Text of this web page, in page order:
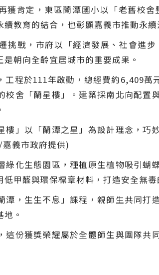
獲肯定，東區蘭潭國小以「老舊校
教育的結合，也彰顯嘉義市推動永續
挑戰，市府以「經濟發展、社會進
朝向全齡宜居城市的重要成果。
工程於111年啟動，總經費約6,409
校舍「蘭星樓」。建築採南北向配
」以「蘭潭之星」為設計理念，巧
義市政府提供)
綠化生態園區，種植原生植物吸引
甲醛與環保標章材料，打造安全無毒
潭，生生不息」課程，親師生共同
。
這份獲獎榮耀屬於全體師生與團隊